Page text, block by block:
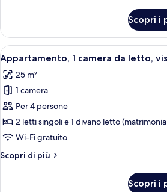
Scopri i
Apri
tutte
le
foto
per
Appartamento,
1
da
8
Appartamento, 1 camera da letto,
25 m²
1 camera
Per 4 persone
2 letti singoli e 1 divano letto
Wi-Fi gratuito
Scopri di più
Altri
Scopri i